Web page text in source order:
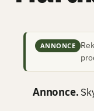
ANNONCE
Annonce.